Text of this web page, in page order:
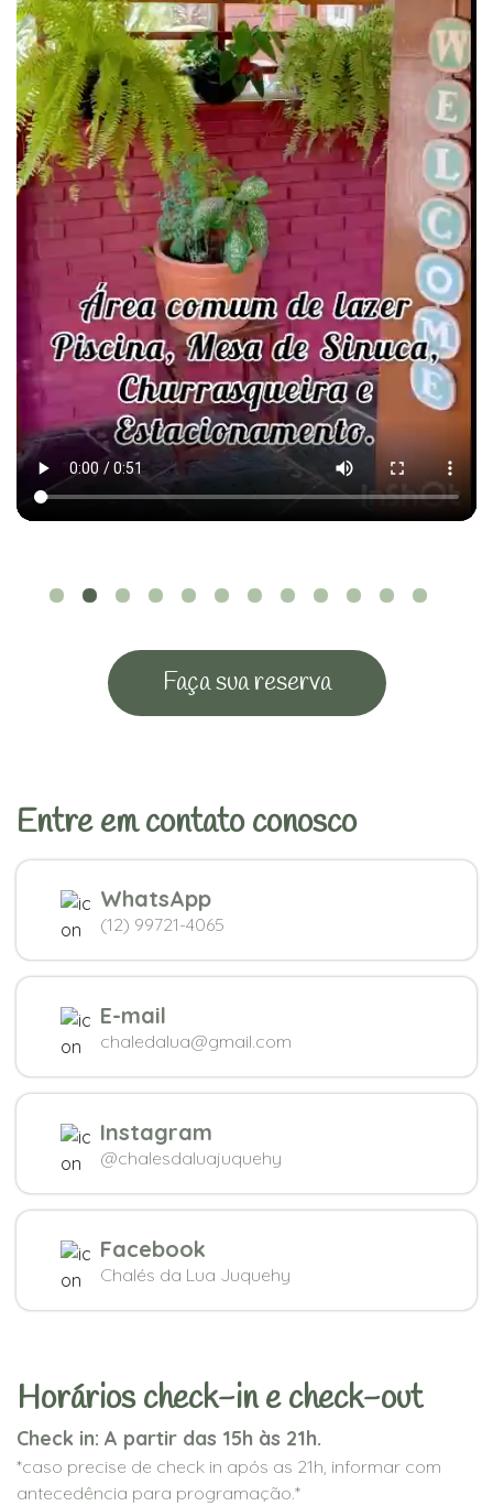
Faça sua reserva
Entre em contato conosco
WhatsApp
(12) 99721-4065
E-mail
chaledalua@gmail.com
Instagram
@chalesdaluajuquehy
Facebook
Chalés da Lua Juquehy
Horários check-in e check-out
Check in: A partir das 15h às 21h.
*caso precise de check in após as 21h, informar com
antecedência para programação.*